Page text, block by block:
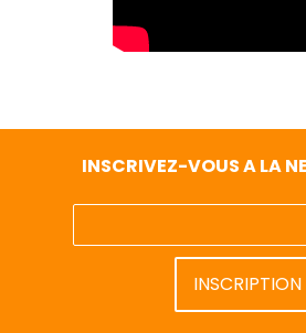
INSCRIVEZ-VOUS A LA